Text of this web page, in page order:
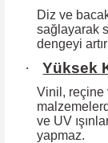
Diz ve
sağlayarak
dengeyi
· Yüksek
Vinil, reçine
ve UV
yapmaz.